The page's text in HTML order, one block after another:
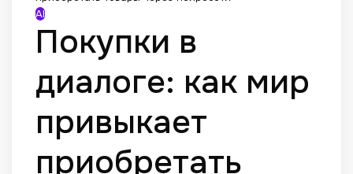
AI
Покупки в
диалоге: как мир
привыкает
приобретать